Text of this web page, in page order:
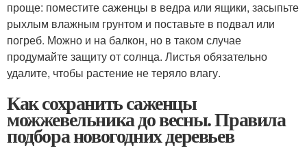
проще: поместите саженцы в ведра или ящики, засыпьте
рыхлым влажным грунтом и поставьте в подвал или
погреб. Можно и на балкон, но в таком случае
продумайте защиту от солнца. Листья обязательно
удалите, чтобы растение не теряло влагу.
Как сохранить саженцы
можжевельника до весны. Правила
подбора новогодних деревьев